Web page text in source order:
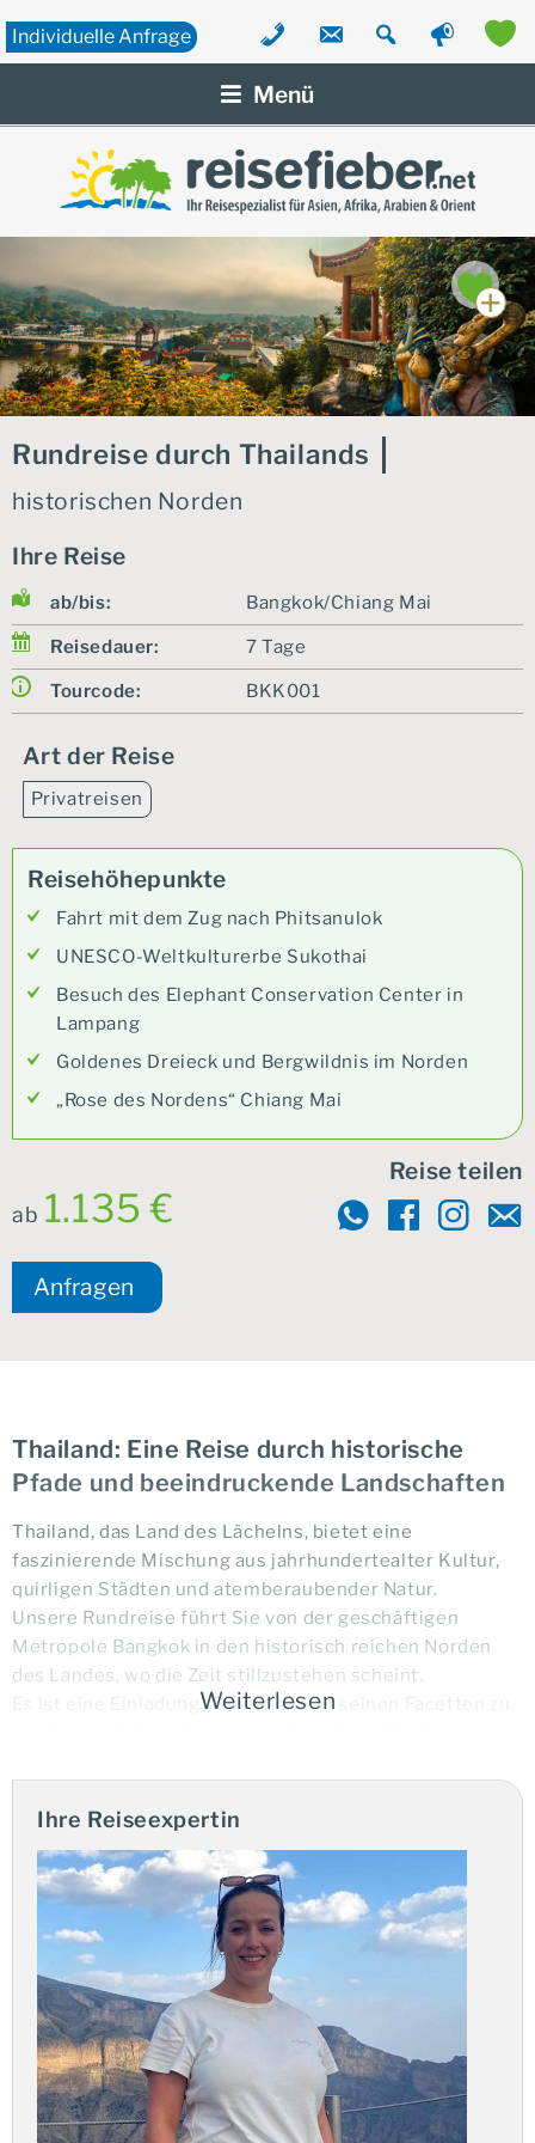
Zum
IndividuelleAnfrage
Menü
Rundreise durch Thailands
historischen Norden
Ihre Reise
ab/bis: Bangkok/Chiang Mai
Reisedauer: 7 Tage
Tourcode: BKK001
Art der Reise
Privatreisen
Reisehöhepunkte
Fahrt mit dem Zug nach Phitsanulok
UNESCO-Weltkulturerbe Sukothai
Besuch des Elephant Conservation Center in
Lampang
Goldenes Dreieck und Bergwildnis im Norden
„Rose des Nordens“ Chiang Mai
ab 1.135 €
Reise teilen
Anfragen
Thailand: Eine Reise durch historische
Pfade und beeindruckende Landschaften
Thailand, das Land des Lächelns, bietet eine
faszinierende Mischung aus jahrhundertealter Kultur,
quirligen Städten und atemberaubender Natur.
Unsere Rundreise führt Sie von der geschäftigen
Metropole Bangkok in den historisch reichen Norden
des Landes, wo die Zeit stillzustehen scheint.
Es ist eine Einladung, Thailand in all seinen Facetten zu
Unterwegs von den Ebenen in die Berge
Die Reise beginnt in Bangkok, bevor eine entspannte
Zugfahrt Sie durch die fruchtbaren Ebenen des Landes
bringt. Diese Art des Reisens gibt Ihnen einen
authentischen Einblick in das alltägliche Leben und die
ländliche Umgebung. In der Region um
Sukothaitauchen Sie in die Vergangenheit ein und
erkunden beeindruckende historische Stätten und
Tempelruinen.
Weiterlesen
Ihre Reiseexpertin